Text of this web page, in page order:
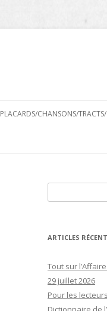
PLACARDS/CHANSONS/TRACTS/
ARTICLES
Tout sur
29 juillet 2026
Pour les